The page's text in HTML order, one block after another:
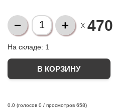
X 470
На складе: 1
0.0 (голосов 0 / просмотров 658)